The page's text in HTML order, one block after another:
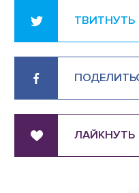
ТВИТНУТЬ
ЛАЙКНУТЬ